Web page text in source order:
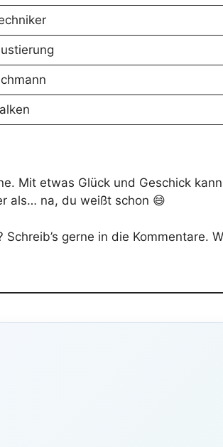
Mit etwas Glück und Geschick
als… na, du weißt schon 😄
gerne in die Kommentare.